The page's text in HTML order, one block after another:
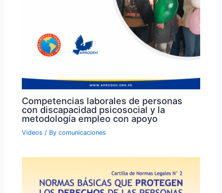
Competencias laborales de personas
con discapacidad psicosocial y la
metodología empleo con apoyo
Videos / Bycomunicaciones